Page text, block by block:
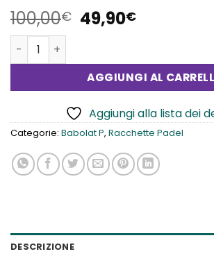
100,00€ Il
era:
100,00€.
49,90€Il
è:
49,90€.
Babolat Reflex quantità
AGGIUNGI AL
Aggiungi alla lista dei
Categorie: Babolat P, Racchette Padel
DESCRIZIONE